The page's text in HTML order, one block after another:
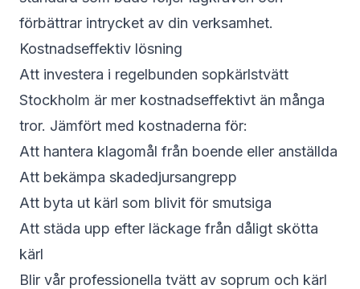
förbättrar intrycket av din verksamhet.
Kostnadseffektiv lösning
Att investera i regelbunden sopkärlstvätt
Stockholm är mer kostnadseffektivt än många
tror. Jämfört med kostnaderna för:
Att hantera klagomål från boende eller anställda
Att bekämpa skadedjursangrepp
Att byta ut kärl som blivit för smutsiga
Att städa upp efter läckage från dåligt skötta
kärl
Blir vår professionella tvätt av soprum och kärl